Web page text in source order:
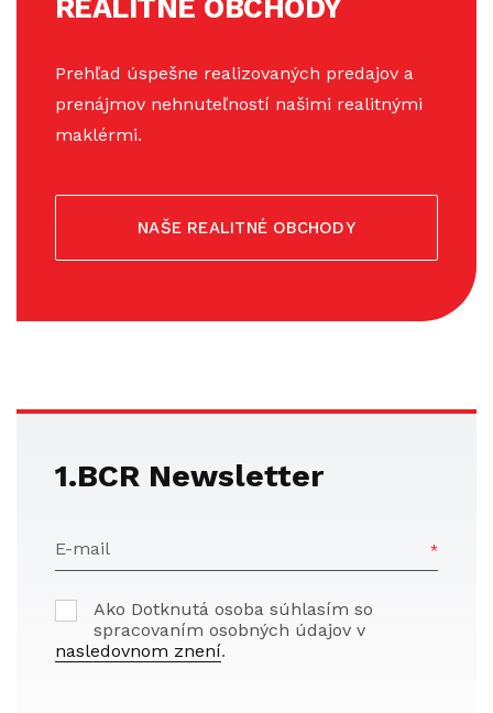
REALITNÉ OBCHODY
Prehľad úspešne realizovaných predajov a
prenájmov nehnuteľností našimi realitnými
maklérmi.
NAŠE REALITNÉ OBCHODY
1.BCR Newsletter
E-mail
Ako Dotknutá osoba súhlasím so
spracovaním osobných údajov v
nasledovnom znení.